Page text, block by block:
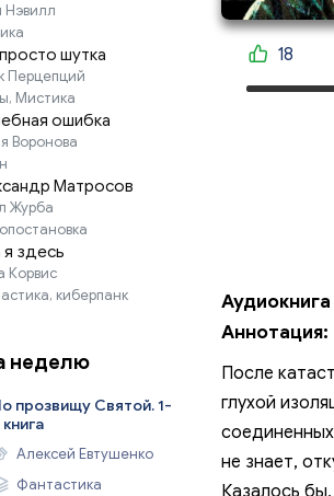
шутка
Перцепций
Мистика
ошибка
Воронова
Матросов
Журба
я здесь
Корвис
киберпанк
неделю
прозвищу Святой. 1-
книга
Алексей Евтушенко
Фантастика
18
Аннотация:
После
глухой
не знает,
Казалось